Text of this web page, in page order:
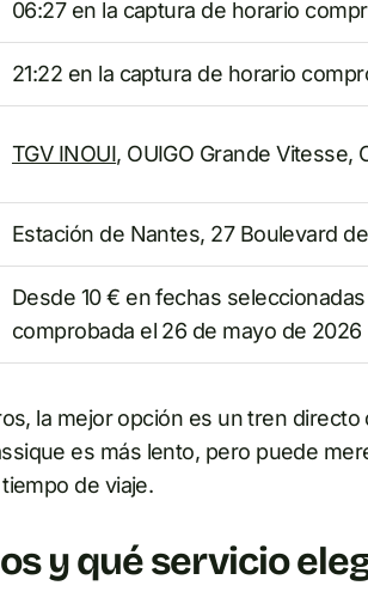
06:27 en la captura de horario
21:22 en la captura de horario
TGV INOUI, OUIGO Grande Vitesse,
Estación de Nantes, 27 Boulevard
Desde 10 € en fechas
comprobada el 26 de mayo de 2026
la mejor opción es un tren directo
es más lento, pero puede
de viaje.
y qué servicio